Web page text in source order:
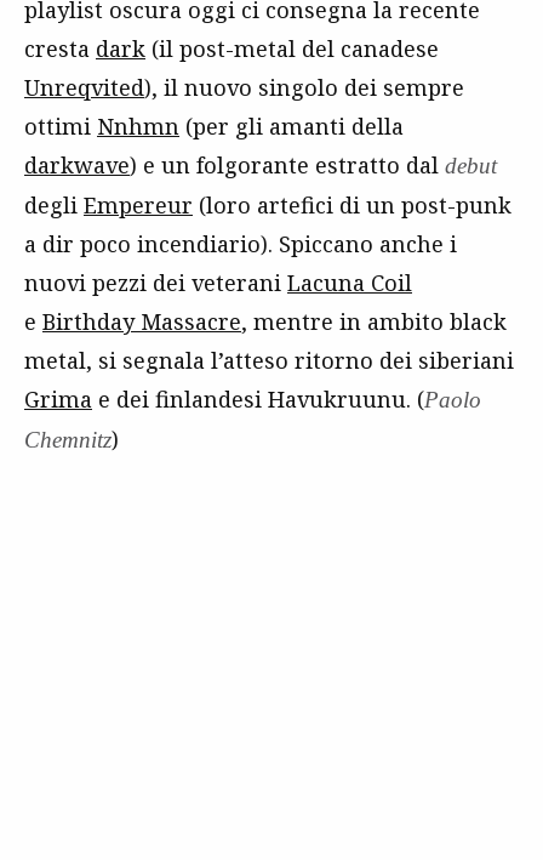
playlist oscura oggi ci consegna la recente
cresta dark (il post-metal del canadese
Unreqvited), il nuovo singolo dei sempre
ottimi Nnhmn (per gli amanti della
darkwave) e un folgorante estratto dal debut
degli Empereur (loro artefici di un post-punk
a dir poco incendiario). Spiccano anche i
nuovi pezzi dei veterani Lacuna Coil
e Birthday Massacre, mentre in ambito black
metal, si segnala l’atteso ritorno dei siberiani
Grima e dei finlandesi Havukruunu. (Paolo
Chemnitz)